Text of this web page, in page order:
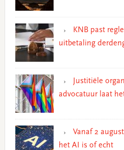
KNB past
uitbetaling
Justitiële
advocatuur laat
Vanaf 2
het AI is of echt